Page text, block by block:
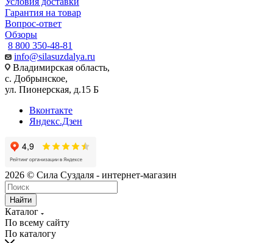
Гарантия на товар
Вопрос-ответ
Обзоры
8 800 350-48-81
info@silasuzdalya.ru
Владимирская область,
с. Добрынское,
ул. Пионерская, д.15 Б
Вконтакте
Яндекс.Дзен
2026 © Сила Суздаля - интернет-магазин
Найти
Каталог
По всему сайту
По каталогу